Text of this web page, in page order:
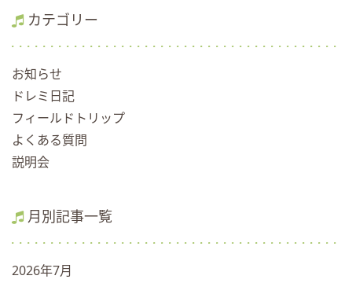
カテゴリー
お知らせ
ドレミ日記
フィールドトリップ
よくある質問
説明会
月別記事一覧
2026年7月